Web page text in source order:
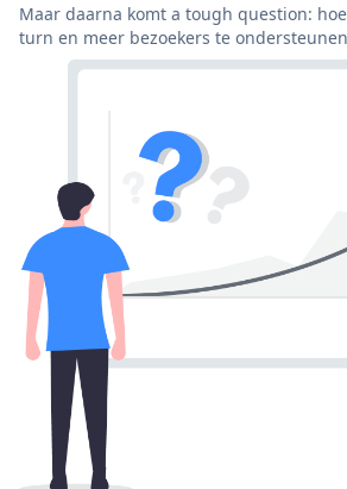
Maar daarna komt a tough question:
turn en meer bezoekers te